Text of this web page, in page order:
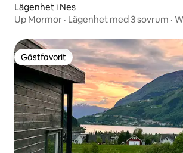
Lägenhet i Nes
Up Mormor · Lägenhet med 3 sovrum ·
Gästfavorit
Gästfavorit